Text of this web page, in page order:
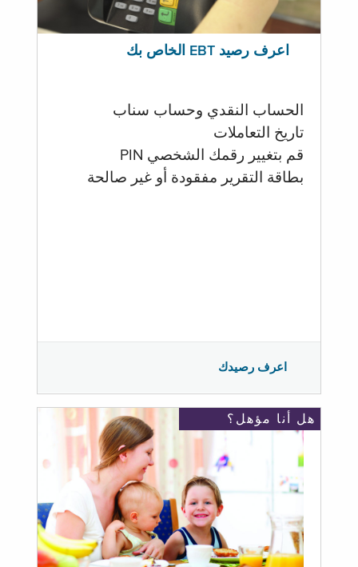
اعرف رصيد EBT الخاص بك
الحساب النقدي وحساب سناب
تاريخ التعاملات
قم بتغيير رقمك الشخصي PIN
بطاقة التقرير مفقودة أو غير صالحة
اعرف رصيدك
هل أنا مؤهل؟